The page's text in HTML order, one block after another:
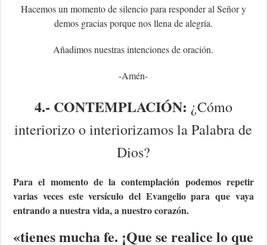
Hacemos un momento de silencio para responder al Señor y
demos gracias porque nos llena de alegría.
Añadimos nuestras intenciones de oración.
-Amén-
4.- CONTEMPLACIÓN: ¿Cómo
interiorizo o interiorizamos la Palabra de
Dios?
Para el momento de la contemplación podemos repetir
varias veces este versículo del Evangelio para que vaya
entrando a nuestra vida, a nuestro corazón.
«tienes mucha fe. ¡Que se realice lo que